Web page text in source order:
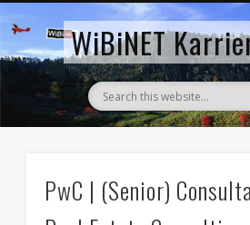
WiBiNET
AKTUELLE
ZURÜCK ZUM
PwC | (Senior)